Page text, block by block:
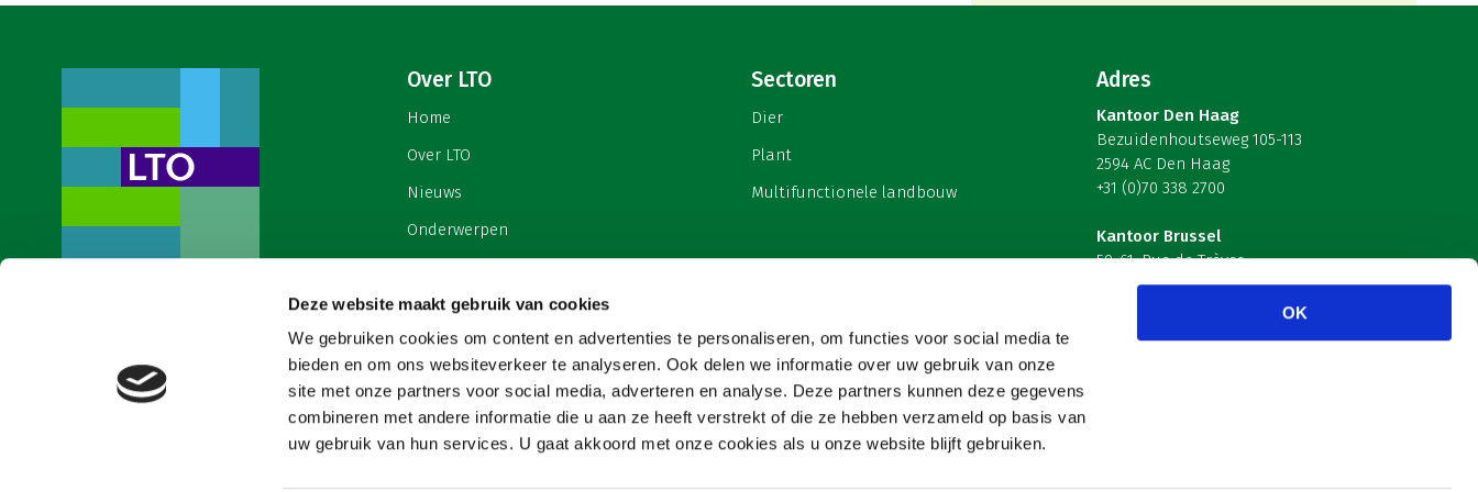
Deze website maakt gebruik van cookies
We gebruiken cookies om content en advertenties te personaliseren, om functies voor social media te
bieden en om ons websiteverkeer te analyseren. Ook delen we informatie over uw gebruik van onze
site met onze partners voor social media, adverteren en analyse. Deze partners kunnen deze gegevens
combineren met andere informatie die u aan ze heeft verstrekt of die ze hebben verzameld op basis van
uw gebruik van hun services. U gaat akkoord met onze cookies als u onze website blijft gebruiken.
OK
werkgeversorganisatie met meerwaarde,
voor een sector met meerwaarde. Dat is
Land- en Tuinbouw Organisatie
Nederland (LTO).
Over LTO
Home
Over LTO
Nieuws
Onderwerpen
Contact
Cookies & privacy
Sectoren
Dier
Plant
Multifunctionele landbouw
Adres
Kantoor Den Haag
Bezuidenhoutseweg 105-113
2594 AC Den Haag
+31 (0)70 338 2700
Kantoor Brussel
59-61, Rue de Trèves
B-1040 Brussel – België
Volg ons